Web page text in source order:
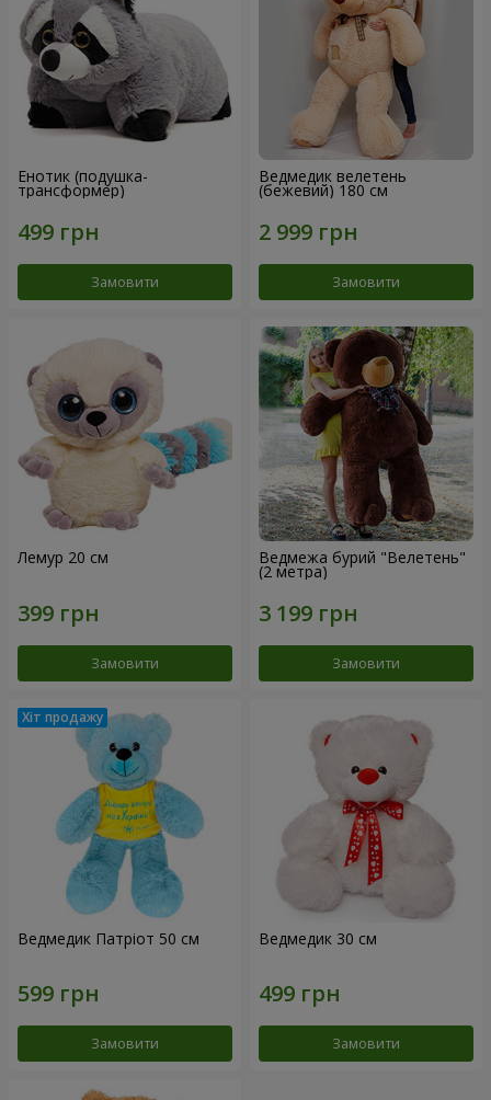
Енотик (подушка-
трансформер)
Замовити
Ведмедик велетень
(бежевий) 180 см
Замовити
Лемур 20 см
Замовити
Ведмежа бурий "Велетень"
(2 метра)
Замовити
Ведмедик Патріот 50 см
Замовити
Ведмедик 30 см
Замовити